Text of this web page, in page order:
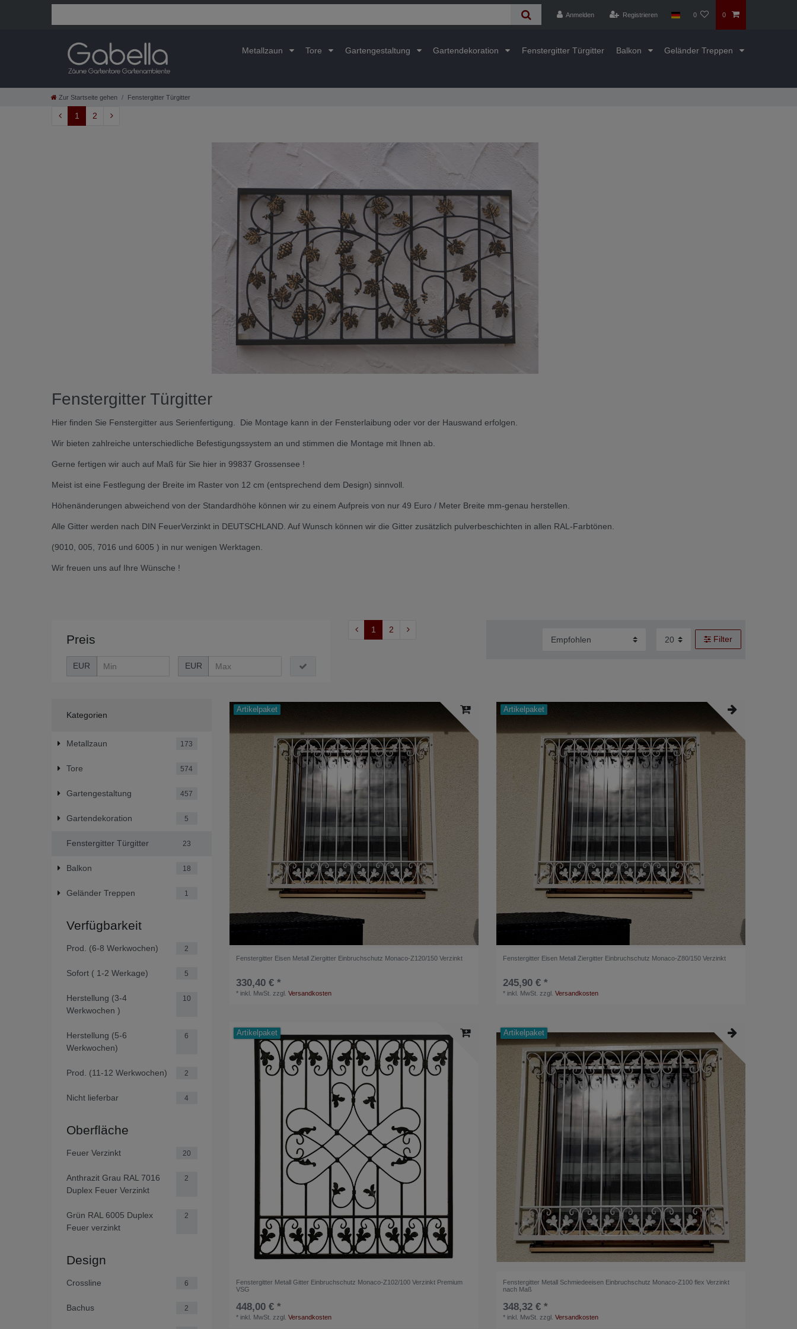
Anmelden Registrieren 0 0
Metallzaun Tore Gartengestaltung Gartendekoration Fenstergitter Türgitter Balkon Geländer Treppen
Zur Startseite gehen Fenstergitter Türgitter
1 2
Fenstergitter Türgitter
Hier finden Sie Fenstergitter aus Serienfertigung. Die Montage kann in der Fensterlaibung oder vor der Hauswand erfolgen.
Wir bieten zahlreiche unterschiedliche Befestigungssystem an und stimmen die Montage mit Ihnen ab.
Gerne fertigen wir auch auf Maß für Sie hier in 99837 Grossensee !
Meist ist eine Festlegung der Breite im Raster von 12 cm (entsprechend dem Design) sinnvoll.
Höhenänderungen abweichend von der Standardhöhe können wir zu einem Aufpreis von nur 49 Euro / Meter Breite mm-genau herstellen.
Alle Gitter werden nach DIN FeuerVerzinkt in DEUTSCHLAND. Auf Wunsch können wir die Gitter zusätzlich pulverbeschichten in allen RAL-Farbtönen.
(9010, 005, 7016 und 6005 ) in nur wenigen Werktagen.
Wir freuen uns auf Ihre Wünsche !
Preis
EUR EUR
1
2
Filter
Kategorien
Metallzaun 173
Tore 574
Gartengestaltung 457
Gartendekoration 5
Fenstergitter Türgitter 23
Balkon 18
Geländer Treppen 1
Verfügbarkeit
Prod. (6-8 Werkwochen) 2
Sofort ( 1-2 Werkage) 5
Herstellung (3-4
Werkwochen )
10
Herstellung (5-6
Werkwochen)
6
Prod. (11-12 Werkwochen) 2
Nicht lieferbar 4
Oberfläche
Feuer Verzinkt 20
Anthrazit Grau RAL 7016
Duplex Feuer Verzinkt
2
Grün RAL 6005 Duplex
Feuer verzinkt
2
Design
Crossline 6
Bachus 2
Artikelpaket
Fenstergitter Eisen Metall Ziergitter Einbruchschutz Monaco-Z120/150 Verzinkt
330,40 € *
* inkl. MwSt. zzgl.Versandkosten
Artikelpaket
Fenstergitter Eisen Metall Ziergitter Einbruchschutz Monaco-Z80/150 Verzinkt
245,90 € *
* inkl. MwSt. zzgl.Versandkosten
Artikelpaket
Fenstergitter Metall Gitter Einbruchschutz Monaco-Z102/100 Verzinkt Premium
VSG
448,00 € *
* inkl. MwSt. zzgl.Versandkosten
Artikelpaket
Fenstergitter Metall Schmiedeeisen Einbruchschutz Monaco-Z100 flex Verzinkt
nach Maß
348,32 € *
* inkl. MwSt. zzgl.Versandkosten